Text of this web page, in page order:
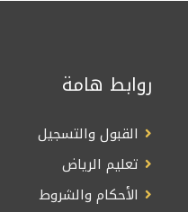
روابط هامة
القبول والتسجيل
تعليم الرياض
الأحكام والشروط